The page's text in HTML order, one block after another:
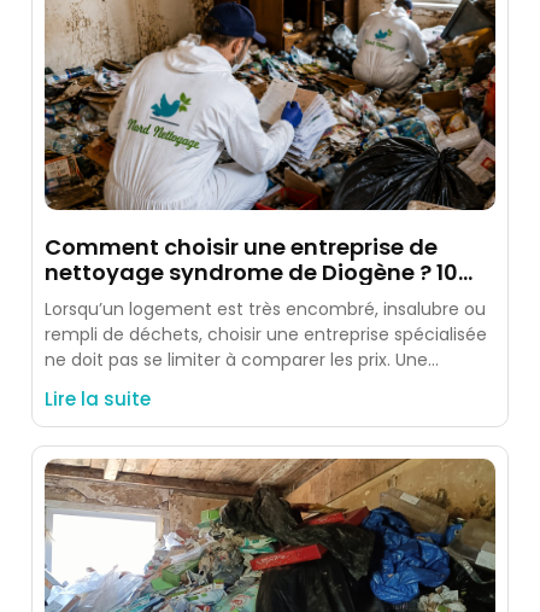
Comment choisir une entreprise de
nettoyage syndrome de Diogène ? 10
critères à vérifier
Lorsqu’un logement est très encombré, insalubre ou
rempli de déchets, choisir une entreprise spécialisée
ne doit pas se limiter à comparer les prix. Une
intervention
Lire la suite